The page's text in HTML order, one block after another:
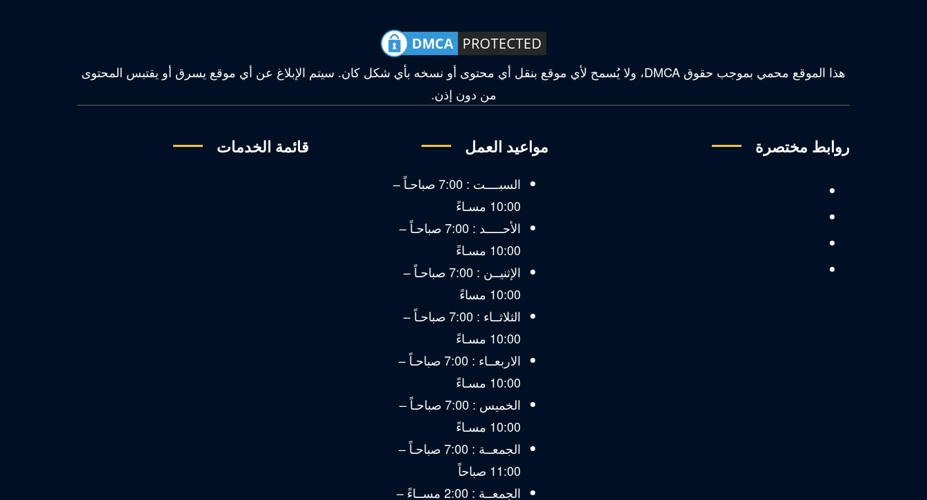
هذا الموقع محمي بموجب حقوق DMCA، ولا يُسمح لأي موقع بنقل أي محتوى أو نسخه بأي شكل كان. سيتم الإبلاغ عن أي موقع يسرق أو يقتبس المحتوى
من دون إذن.
روابط مختصرة مواعيد العمل
السبــــت : 7:00 صباحـاً –
10:00 مسـاءً
الأحـــــد : 7:00 صباحـاً –
10:00 مسـاءً
الإثنيــن : 7:00 صباحـاً –
10:00 مساءً
الثلاثــاء : 7:00 صباحـاً –
10:00 مسـاءً
الاربعــاء : 7:00 صباحـاً –
10:00 مسـاءً
الخميس : 7:00 صباحـاً –
10:00 مسـاءً
الجمعــة : 7:00 صباحـاً –
11:00 صباحاً
الجمعــة : 2:00 مســاءً –
قائمة الخدمات